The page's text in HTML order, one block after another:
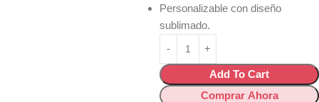
Personalizable con diseño
sublimado.
Add To Cart
Comprar Ahora